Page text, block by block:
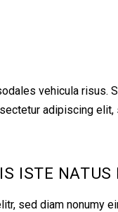
vehicula
adipiscing
ISTE NATUS
sed diam nonumy